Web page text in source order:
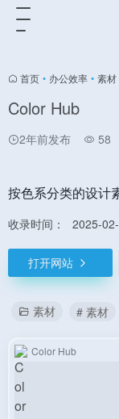
首页 • 办公效率 • 素材
Color Hub
2年前发布 58
按色系分类的设计
收录时间： 2025-
打开网站
素材 # 素材
Color Hub